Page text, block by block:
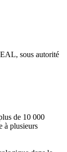
sous autorité
de 10 000
à plusieurs